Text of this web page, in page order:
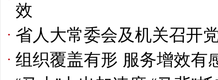
效
省人大常委会及机关召开
组织覆盖有形 服务增效有